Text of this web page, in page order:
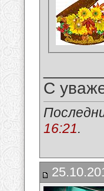
С
16:21.